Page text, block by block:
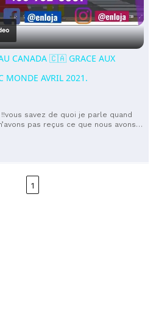
Video
CANADA 🇨🇦 GRACE AUX
MONDE AVRIL 2021.
savez de quoi je parle quand
pas reçus ce que nous avons
pense que certain travail ne
1